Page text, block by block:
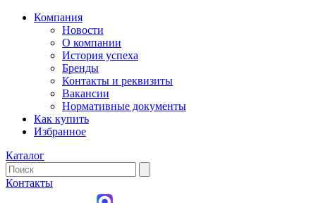
Компания
Новости
О компании
История успеха
Бренды
Контакты и реквизиты
Вакансии
Нормативные документы
Как купить
Избранное
Каталог
Контакты